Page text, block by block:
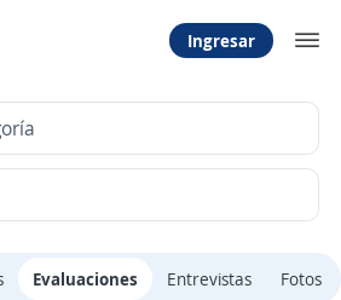
Ingresar
Evaluaciones Entrevistas Fotos